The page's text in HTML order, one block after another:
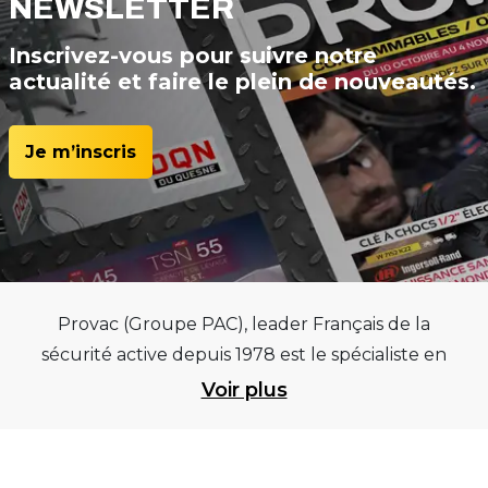
NEWSLETTER
Inscrivez-vous pour suivre notre
actualité et faire le plein de nouveautés.
Je m’inscris
Provac (Groupe PAC), leader Français de la
sécurité active depuis 1978 est le spécialiste en
équipements pour garages et centres
Voir plus